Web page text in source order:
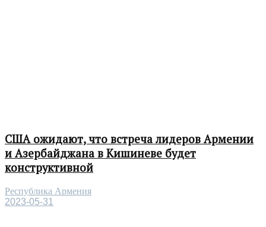
США ожидают, что встреча лидеров Армении
и Азербайджана в Кишиневе будет
конструктивной
Республика Армения
2023-05-31